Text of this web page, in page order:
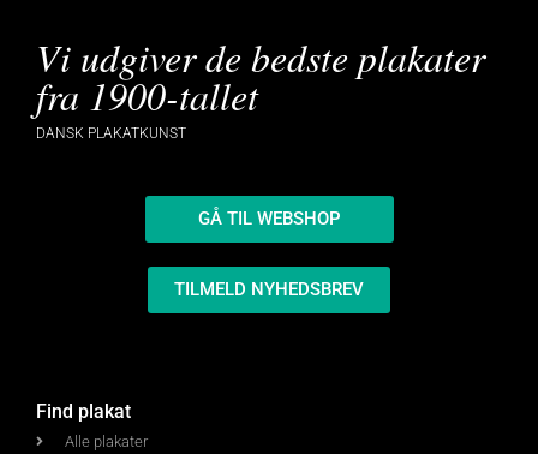
Vi udgiver de bedste plakater
fra 1900-tallet
DANSK PLAKATKUNST
GÅ TIL WEBSHOP
TILMELD NYHEDSBREV
Find plakat
Alle plakater